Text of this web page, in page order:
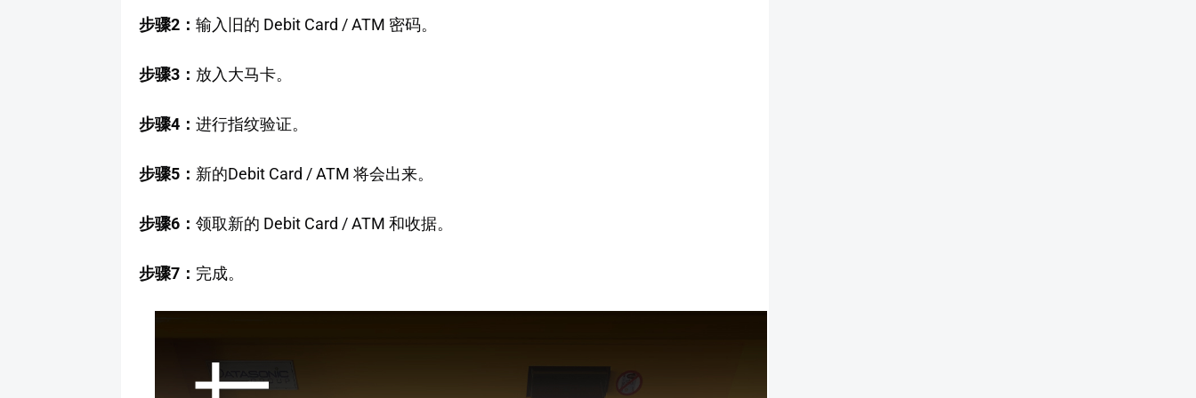
步骤2： 输入旧的 Debit Card / ATM 密码。
步骤3： 放入大马卡。
步骤4： 进行指纹验证。
步骤5： 新的Debit Card / ATM 将会出来。
步骤6： 领取新的 Debit Card / ATM 和收据。
步骤7： 完成。